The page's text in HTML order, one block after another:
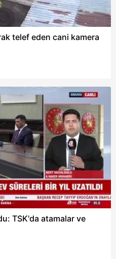
telef eden cani kamera
TSK'da atamalar ve